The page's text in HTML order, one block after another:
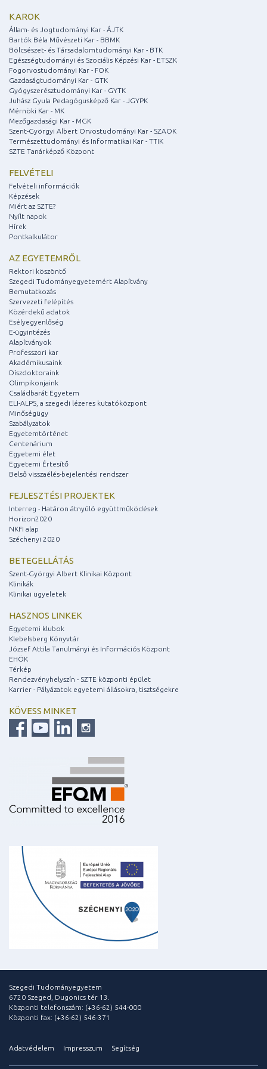
KAROK
Állam- és Jogtudományi Kar - ÁJTK
Bartók Béla Művészeti Kar - BBMK
Bölcsészet- és Társadalomtudományi Kar - BTK
Egészségtudományi és Szociális Képzési Kar - ETSZK
Fogorvostudományi Kar - FOK
Gazdaságtudományi Kar - GTK
Gyógyszerésztudományi Kar - GYTK
Juhász Gyula Pedagógusképző Kar - JGYPK
Mérnöki Kar - MK
Mezőgazdasági Kar - MGK
Szent-Györgyi Albert Orvostudományi Kar - SZAOK
Természettudományi és Informatikai Kar - TTIK
SZTE Tanárképző Központ
FELVÉTELI
Felvételi információk
Képzések
Miért az SZTE?
Nyílt napok
Hírek
Pontkalkulátor
AZ EGYETEMRŐL
Rektori köszöntő
Szegedi Tudományegyetemért Alapítvány
Bemutatkozás
Szervezeti felépítés
Közérdekű adatok
Esélyegyenlőség
E-ügyintézés
Alapítványok
Professzori kar
Akadémikusaink
Díszdoktoraink
Olimpikonjaink
Családbarát Egyetem
ELI-ALPS, a szegedi lézeres kutatóközpont
Minőségügy
Szabályzatok
Egyetemtörténet
Centenárium
Egyetemi élet
Egyetemi Értesítő
Belső visszaélés-bejelentési rendszer
FEJLESZTÉSI PROJEKTEK
Interreg - Határon átnyúló együttműködések
Horizon2020
NKFI alap
Széchenyi 2020
BETEGELLÁTÁS
Szent-Györgyi Albert Klinikai Központ
Klinikák
Klinikai ügyeletek
HASZNOS LINKEK
Egyetemi klubok
Klebelsberg Könyvtár
József Attila Tanulmányi és Információs Központ
EHÖK
Térkép
Rendezvényhelyszín - SZTE központi épület
Karrier - Pályázatok egyetemi állásokra, tisztségekre
KÖVESS MINKET
Szegedi Tudományegyetem
6720 Szeged, Dugonics tér 13.
Központi telefonszám: (+36-62) 544-000
Központi fax: (+36-62) 546-371
Adatvédelem Impresszum Segítség